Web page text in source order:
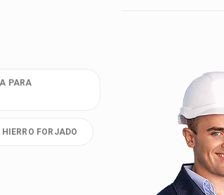
PARA
HIERRO FORJADO